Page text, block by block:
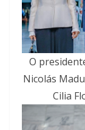
O
Nicolás
Cilia